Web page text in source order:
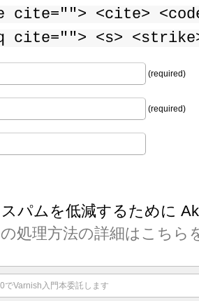
cite=""> <cite>
cite=""> <s>
(required)
(required)
パムを低減するために
処理方法の詳細はこちら
でVarnish入門本委託します